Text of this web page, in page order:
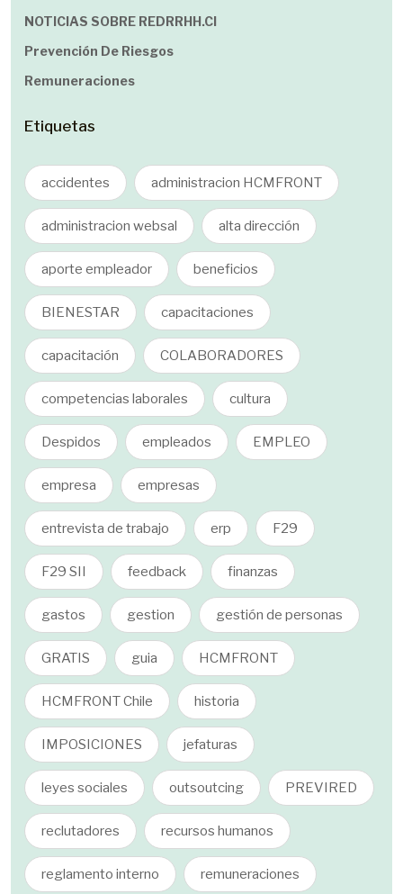
NOTICIAS SOBRE REDRRHH.cl
Prevención De Riesgos
Remuneraciones
Etiquetas
accidentes administracion HCMFRONT
administracion websal alta dirección
aporte empleador beneficios
BIENESTAR capacitaciones
capacitación COLABORADORES
competencias laborales cultura
Despidos empleados EMPLEO
empresa empresas
entrevista de trabajo erp F29
F29 SII feedback finanzas
gastos gestion gestión de personas
GRATIS guia HCMFRONT
HCMFRONT Chile historia
IMPOSICIONES jefaturas
leyes sociales outsoutcing PREVIRED
reclutadores recursos humanos
reglamento interno remuneraciones